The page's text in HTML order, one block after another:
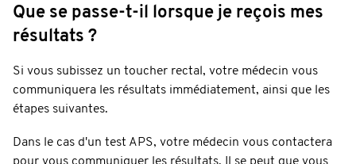
Que se passe-t-il lorsque je reçois mes
résultats ?
Si vous subissez un toucher rectal, votre médecin vous
communiquera les résultats immédiatement, ainsi que les
étapes suivantes.
Dans le cas d'un test APS, votre médecin vous contactera